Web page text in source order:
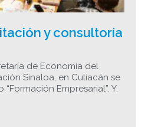
y consultoría
de Economía del
Sinaloa, en Culiacán se
Empresarial”. Y,